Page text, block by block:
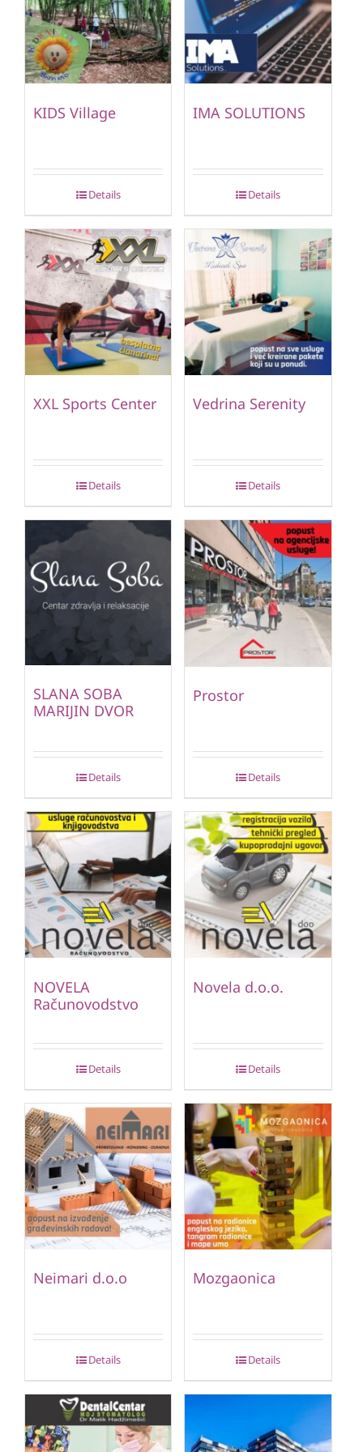
KIDS Village
Details
IMA SOLUTIONS
Details
XXL Sports Center
Details
Vedrina Serenity
Details
SLANA SOBA
MARIJIN DVOR
Details
Prostor
Details
NOVELA
Računovodstvo
Details
Novela d.o.o.
Details
Neimari d.o.o
Details
Mozgaonica
Details